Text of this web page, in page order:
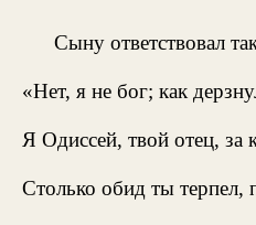
Сыну ответствовал
«Нет, я не бог; как
Я Одиссей, твой отец, за
Столько обид ты терпел,